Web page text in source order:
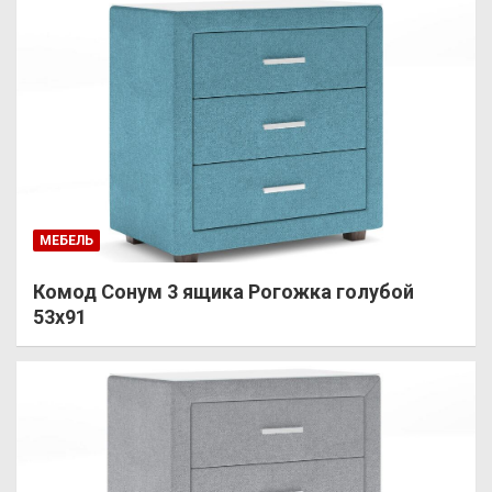
МЕБЕЛЬ
Комод Сонум 3 ящика Рогожка голубой
53х91